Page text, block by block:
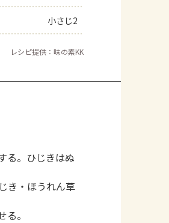
小さじ2
レシピ提供：味の素KK
る。ひじきはぬ
き・ほうれん草
。